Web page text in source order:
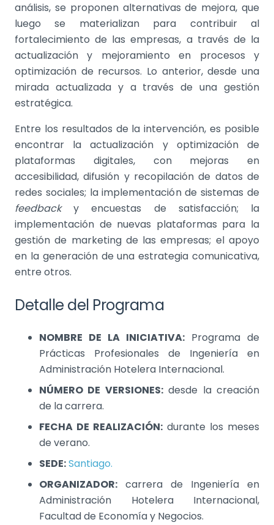
análisis, se proponen alternativas de mejora, que
luego se materializan para contribuir al
fortalecimiento de las empresas, a través de la
actualización y mejoramiento en procesos y
optimización de recursos. Lo anterior, desde una
mirada actualizada y a través de una gestión
estratégica.
Entre los resultados de la intervención, es posible
encontrar la actualización y optimización de
plataformas digitales, con mejoras en
accesibilidad, difusión y recopilación de datos de
redes sociales; la implementación de sistemas de
feedbacky encuestas de satisfacción; la
implementación de nuevas plataformas para la
gestión de marketing de las empresas; el apoyo
en la generación de una estrategia comunicativa,
entre otros.
Detalle del Programa
NOMBRE DE LA INICIATIVA: Programa de
Prácticas Profesionales de Ingeniería en
Administración Hotelera Internacional.
NÚMERO DE VERSIONES:desde la creación
de la carrera.
FECHA DE REALIZACIÓN: durante los meses
de verano.
SEDE:Santiago.
ORGANIZADOR: carrera de Ingeniería en
Administración Hotelera Internacional,
Facultad de Economía y Negocios.